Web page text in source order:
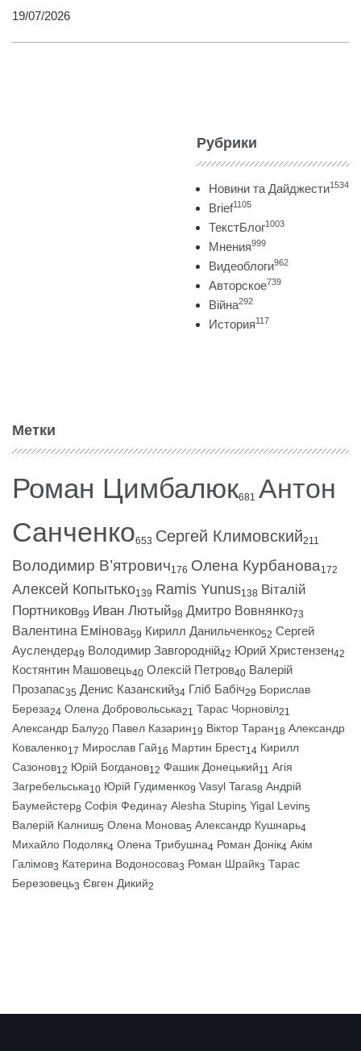
19/07/2026
Рубрики
Новини та Дайджести1534
Brief1105
ТекстБлог1003
Мнения999
Видеоблоги962
Авторское739
Війна292
История117
Метки
Роман Цимбалюк681 Антон
Санченко653 Сергей Климовский211
Володимир В’ятрович176 Олена Курбанова172
Алексей Копытько139 Ramis Yunus138 Віталій
Портников99 Иван Лютый98 Дмитро Вовнянко73
Валентина Емінова59 Кирилл Данильченко52 Сергей
Ауслендер49 Володимир Завгородній42 Юрий Христензен42
Костянтин Машовець40 Олексій Петров40 Валерій
Прозапас35 Денис Казанский34 Гліб Бабіч29 Борислав
Береза24 Олена Добровольська21 Тарас Чорновіл21
Александр Балу20 Павел Казарин19 Віктор Таран18 Александр
Коваленко17 Мирослав Гай16 Мартин Брест14 Кирилл
Сазонов12 Юрій Богданов12 Фашик Донецький11 Агія
Загребельська10 Юрій Гудименко9 Vasyl Taras8 Андрій
Баумейстер8 Софія Федина7 Alesha Stupin5 Yigal Levin5
Валерій Калниш5 Олена Монова5 Александр Кушнарь4
Михайло Подоляк4 Олена Трибушна4 Роман Донік4 Акім
Галімов3 Катерина Водоносова3 Роман Шрайк3 Тарас
Березовець3 Євген Дикий2